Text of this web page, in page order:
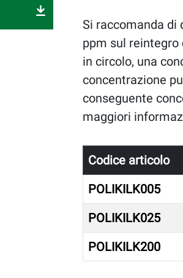
Si raccomanda di
ppm sul
in circolo, una
concentrazione
conseguente
maggiori
Codice articolo
POLIKILK005
POLIKILK025
POLIKILK200